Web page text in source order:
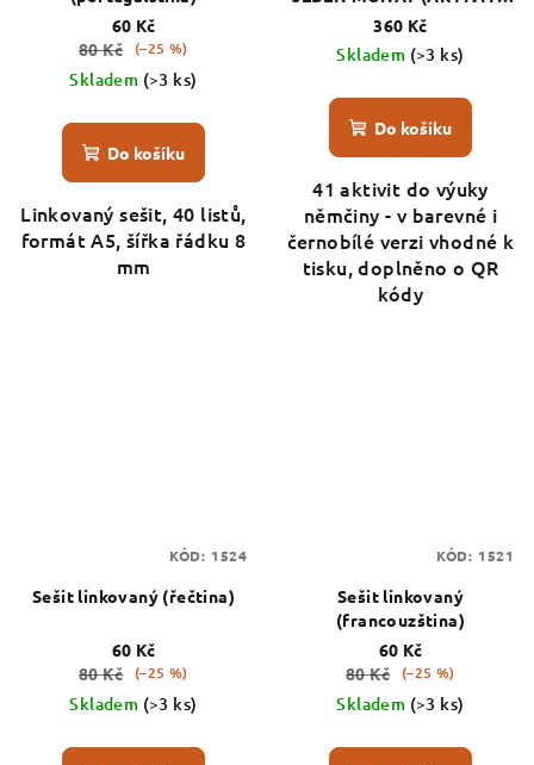
60 Kč
80 Kč
(–25 %)
Skladem (>3 ks)
Do košíku
Linkovaný sešit, 40 listů,
formát A5, šířka řádku 8
mm
DO VÝUKY NĚMČINY)
360 Kč
Skladem (>3 ks)
Do košíku
41 aktivit do výuky
němčiny - v barevné i
černobílé verzi vhodné k
tisku, doplněno o QR
kódy
Sešit linkovaný (řečtina)
60 Kč
80 Kč
(–25 %)
Skladem (>3 ks)
KÓD: 1524
Sešit linkovaný
(francouzština)
60 Kč
80 Kč
(–25 %)
Skladem (>3 ks)
KÓD: 1521